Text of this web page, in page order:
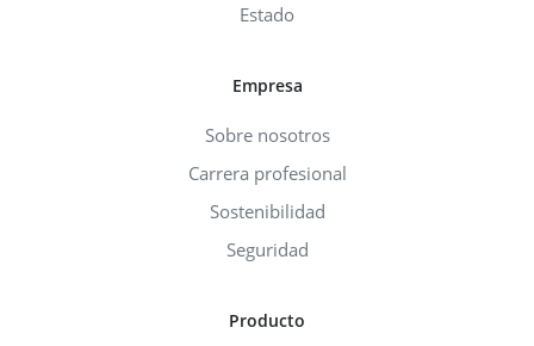
Estado
Empresa
Sobre nosotros
Carrera profesional
Sostenibilidad
Seguridad
Producto